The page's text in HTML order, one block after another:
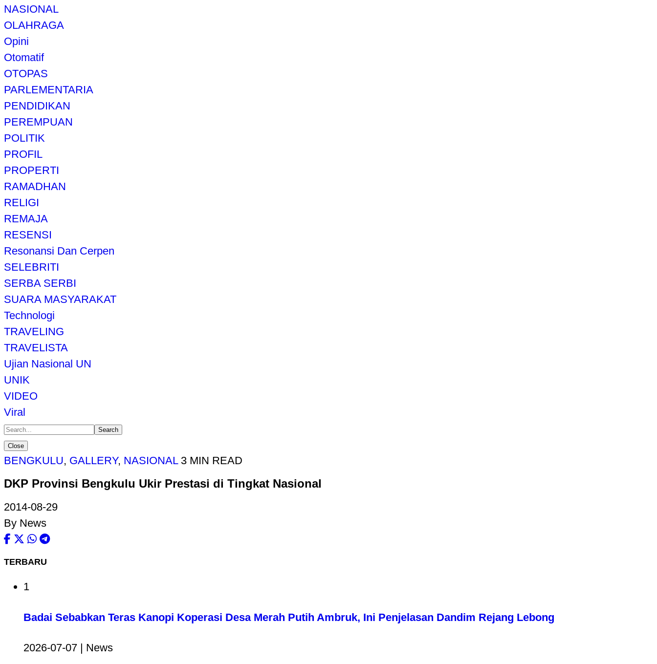
NASIONAL
OLAHRAGA
Opini
Otomatif
OTOPAS
PARLEMENTARIA
PENDIDIKAN
PEREMPUAN
POLITIK
PROFIL
PROPERTI
RAMADHAN
RELIGI
REMAJA
RESENSI
Resonansi Dan Cerpen
SELEBRITI
SERBA SERBI
SUARA MASYARAKAT
Technologi
TRAVELING
TRAVELISTA
Ujian Nasional UN
UNIK
VIDEO
Viral
Search
Close
BENGKULU, GALLERY, NASIONAL 3 MIN READ
DKP Provinsi Bengkulu Ukir Prestasi di Tingkat Nasional
2014-08-29
By News
TERBARU
1
Badai Sebabkan Teras Kanopi Koperasi Desa Merah Putih Ambruk, Ini Penjelasan Dandim Rejang Lebong
2026-07-07 | News